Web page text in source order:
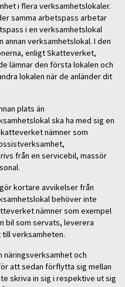
i flera verksamhetslokaler.
samma arbetspass arbetar
i en verksamhetslokal
annan verksamhetslokal. I den
enligt Skatteverket,
lämnar den första lokalen och
lokalen när de anländer dit
plats än
ska ha med sig en
nämner som
från en servicebil, massör
kortare avvikelser från
behöver inte
nämner som exempel
bil som servats, leverera
verksamheten.
näringsverksamhet och
att sedan förflytta sig mellan
skriva in sig i respektive ut sig